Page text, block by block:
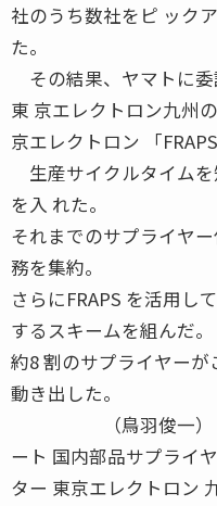
社のうち数社をピ ック
た。
その結果、ヤマトに委
東 京エレクトロン九州
京エレクトロン 「
生産サイクルタイム
を入 れた。
それまでのサプライヤ
務を集約。
さらにFRAPS を活用し
するスキームを組んだ。
約8 割のサプライヤー
動き出した。
（鳥羽俊一） 新
ート 国内部品サプライ
ター 東京エレクトロン